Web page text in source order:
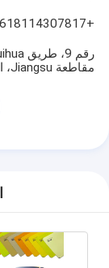
+8618114307817
مقاطعة Jiangsu، الصين